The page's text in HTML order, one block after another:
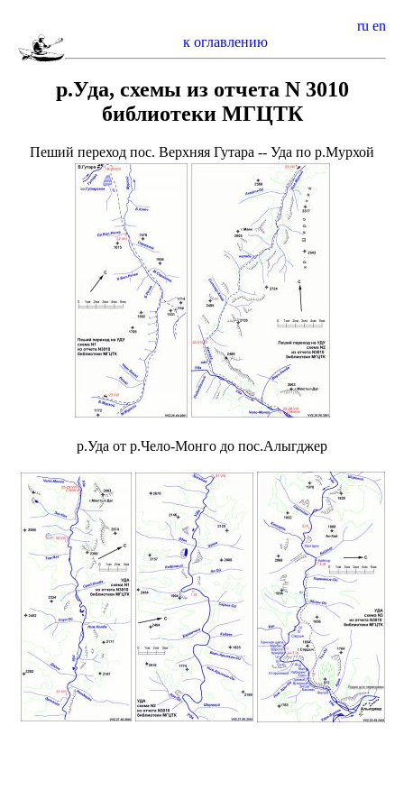
ru en
к оглавлению
р.Уда, cхемы из отчета N 3010
библиотеки МГЦТК
Пеший переход пос. Верхняя Гутара -- Уда по р.Мурхой
р.Уда от р.Чело-Монго до пос.Алыгджер